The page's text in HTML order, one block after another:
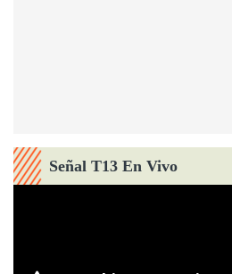
Señal T13 En Vivo